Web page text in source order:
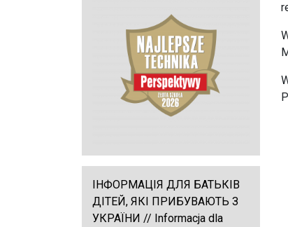
ІНФОРМАЦІЯ ДЛЯ БАТЬКІВ
ДІТЕЙ, ЯКІ ПРИБУВАЮТЬ З
УКРАЇНИ // Informacja dla